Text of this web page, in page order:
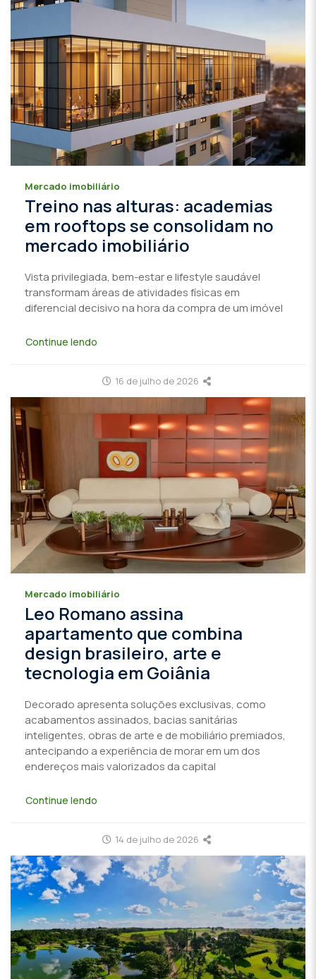
Mercado imobiliário
Treino nas alturas: academias
em rooftops se consolidam no
mercado imobiliário
Vista privilegiada, bem-estar e lifestyle saudável
transformam áreas de atividades físicas em
diferencial decisivo na hora da compra de um imóvel
Continue lendo
16 de julho de 2026
Mercado imobiliário
Leo Romano assina
apartamento que combina
design brasileiro, arte e
tecnologia em Goiânia
Decorado apresenta soluções exclusivas, como
acabamentos assinados, bacias sanitárias
inteligentes, obras de arte e de mobiliário premiados,
antecipando a experiência de morar em um dos
endereços mais valorizados da capital
Continue lendo
14 de julho de 2026